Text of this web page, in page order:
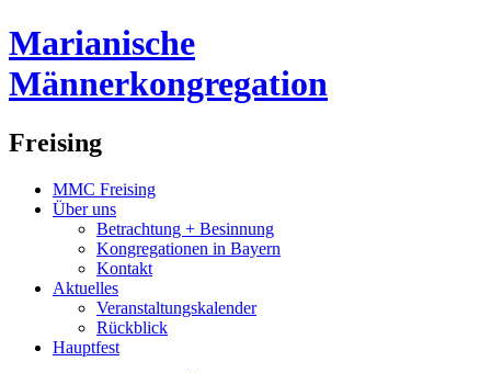
Marianische
Männerkongregation
Freising
MMC Freising
Über uns
Betrachtung + Besinnung
Kongregationen in Bayern
Kontakt
Aktuelles
Veranstaltungskalender
Rückblick
Hauptfest